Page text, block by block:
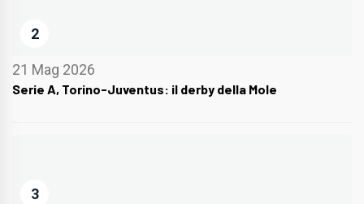
2
21 Mag 2026
Serie A, Torino-Juventus: il derby della Mole
3